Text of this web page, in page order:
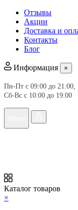
Отзывы
Акции
Доставка и
Контакты
Блог
Информация ×
Пн-Пт с 09:00 до 21:00,
Сб-Вс с 10:00 до 19:00
Каталог товаров
×